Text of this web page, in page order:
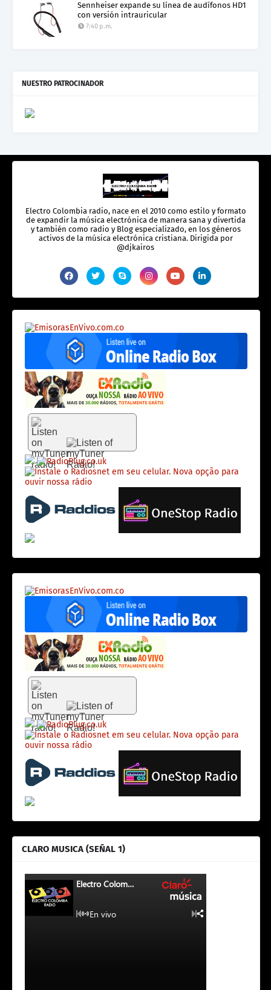
Sennheiser expande su línea de audífonos HD1
con versión intrauricular
7:40 p.m.
NUESTRO PATROCINADOR
Electro Colombia radio, nace en el 2010 como estilo y formato
de expandir la música electrónica de manera sana y divertida
y también como radio y Blog especializado, en los géneros
activos de la música electrónica cristiana. Dirigida por
@djkairos
CLARO MUSICA (SEÑAL 1)